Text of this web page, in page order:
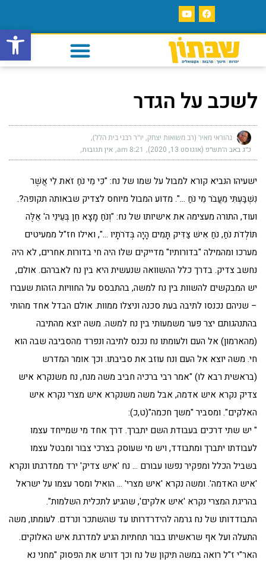
פתח
לשכב על הגדר
נהוראי מאיר (רב משואות יצחק, יו"ר רבני בית הלל)
כ״ג באב ה׳תש״פ (אוגוסט 13, 2020) 8:21 am אין תגובות
ישעיהו הנביא קורא למבול על שמו של נח: "כִּי מֵי נֹחַ זֹאת לִי אֲשֶׁר
נִשְׁבַּעְתִּי מֵעֲבֹר מֵי נֹחַ …". מדוע המבול מיוחס לצדיק שבאותה תקופה?.
ועוד, התורה מעצימה את אישיותו של נח: "וְנֹחַ מָצָא חֵן בְּעֵינֵי ה' אֵלֶּה
תּוֹלְדֹת נֹחַ, נֹחַ אִישׁ צַדִּיק תָּמִים הָיָה בְּדֹרֹתָיו …", ואילו חז"ל ממעיטים
מערכו ומהמילה "בדורותיו" מדייקים שלו היה חי בדורות אחרים, לא היה
נחשב צדיק. בדרך כלל ההשוואה שנעשית היא בין נח לאברהם. אולם,
יש המבקשים להשוות בין נח למשה, בהתבסס על החוויות הזהות שעברו
– שניהם נכנסו לתיבה בעת סכנה וניצלו ממוות. אולם הבדל אחד מהותי
בהתנהגותם יצר פער משמעותי בין נח למשה. משה יוצא מהתיבה
(מהארמון) אל העם ולעומתו נח נכנס לתיבה ונפרד מהסביבה שבה הוא
חי. משה יוצא אל העם ונח עוזב את סביבתו. וכך אומר המדרש
(בראשית רבא לו) "אמר רבי ברכיה חביב משה מנח, נח משנקרא איש
צדיק נקרא איש אדמה, אבל משה משנקרא איש מצרי נקרא איש
האלקים". ומסביר "משך חכמה"(ט,כ):
" יש שתי דרכים בעבודת השם יתברך. דרך אחד מי שמייחד עצמו
לעבודתו יתברך ומתבודד, ויש מי שעוסק בצרכי צבור ומבטל עצמו
בשביל הכלל ומפקיר נפשו עבורם … נח 'איש צדיק' ירד ממדרגתו ונקרא
'איש האדמה'. ומשה נקרא 'איש מצרי' … הואיל ומסר עצמו על ישראל
בהריגת המצרי נקרא 'איש אלקים', שהגיע לתכלית השלמות".
התבודדותו של נח גרמה להידרדרותו עד שהשתכר ונרדם. לעומתו, משה
התעלה ועל אף שראשיתו בבור תחתיות הגיע למדרגת איש האלוקים.
האר"י ז"ל רואה במשה תיקון של נח וכך דורש את הפסוק "מחני נא